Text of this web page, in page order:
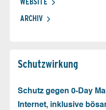
ARCHIV
Schutz­wirkung
Schutz gegen 0-Day
Internet, inklusive